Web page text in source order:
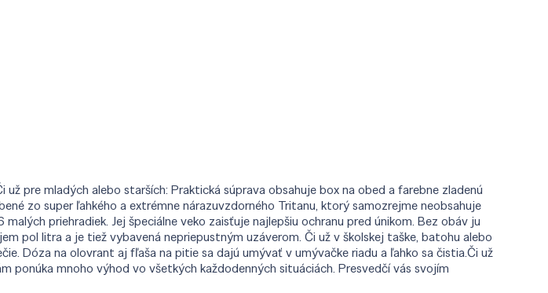
pre mladých alebo starších: Praktická súprava obsahuje box na obed a farebne zladenú
zo super ľahkého a extrémne nárazuvzdorného Tritanu, ktorý samozrejme neobsahuje
priehradiek. Jej špeciálne veko zaisťuje najlepšiu ochranu pred únikom. Bez obáv ju
pol litra a je tiež vybavená nepriepustným uzáverom. Či už v školskej taške, batohu alebo
Dóza na olovrant aj fľaša na pitie sa dajú umývať v umývačke riadu a ľahko sa čistia.Či už
mnoho výhod vo všetkých každodenných situáciách. Presvedčí vás svojím